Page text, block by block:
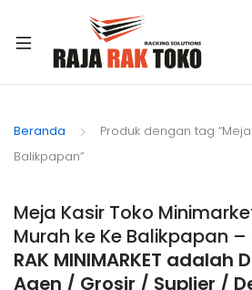
Beranda
Produk dengan tag
Balikpapan”
Meja Kasir Toko
Murah ke Ke Balikpapan
RAK MINIMARKET adalah
Agen / Grosir / Suplier /